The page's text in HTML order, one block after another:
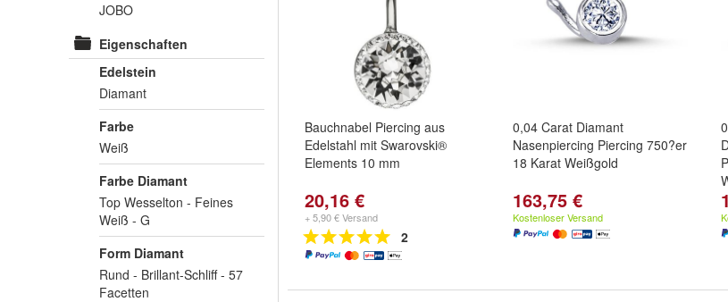
JOBO
Eigenschaften
Edelstein
Diamant
Farbe
Weiß
Farbe Diamant
Top Wesselton - Feines
Weiß - G
Form Diamant
Rund - Brillant-Schliff - 57
Facetten
Bauchnabel Piercing aus
Edelstahl mit Swarovski®
Elements 10 mm
20,16 €
+ 5,90 € Versand
2
0,04 Carat Diamant
Nasenpiercing Piercing 750?er
18 Karat Weißgold
163,75 €
Kostenloser Versand